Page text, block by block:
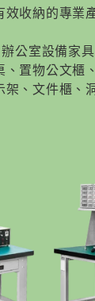
效收納的專業
公室設備家
、置物公文櫃
、文件櫃、